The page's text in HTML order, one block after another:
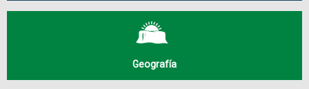
Geografía